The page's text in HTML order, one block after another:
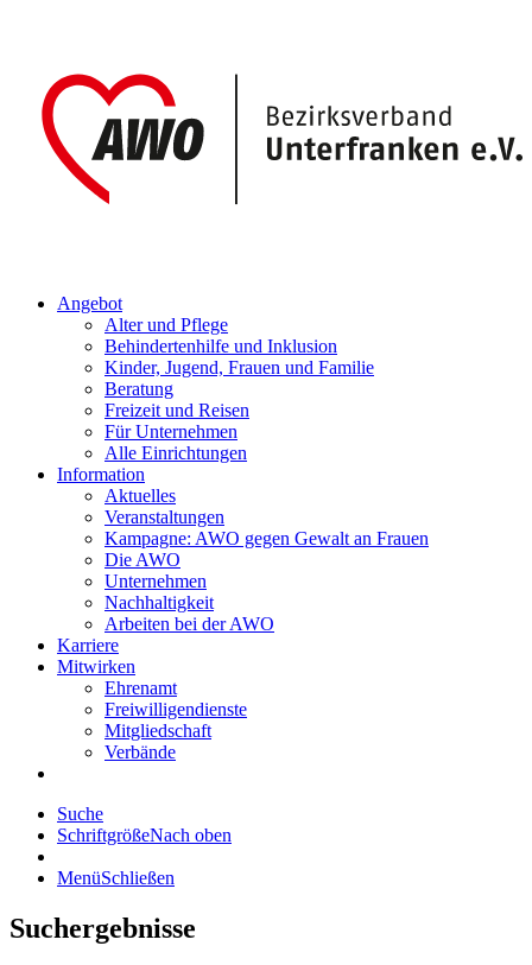
Angebot
Alter und Pflege
Behindertenhilfe und Inklusion
Kinder, Jugend, Frauen und Familie
Beratung
Freizeit und Reisen
Für Unternehmen
Alle Einrichtungen
Information
Aktuelles
Veranstaltungen
Kampagne: AWO gegen Gewalt an Frauen
Die AWO
Unternehmen
Nachhaltigkeit
Arbeiten bei der AWO
Karriere
Mitwirken
Ehrenamt
Freiwilligendienste
Mitgliedschaft
Verbände
Suche
SchriftgrößeNach oben
MenüSchließen
Suchergebnisse